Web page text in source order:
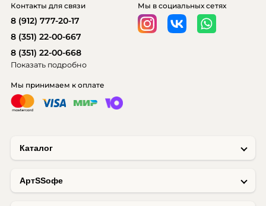
Каталог
AртSSофе
Мы принимаем к оплате
Мы в социальных сетях
Контакты для связи
8 (912) 777-20-17
8 (351) 22-00-667
8 (351) 22-00-668
Показать подробно